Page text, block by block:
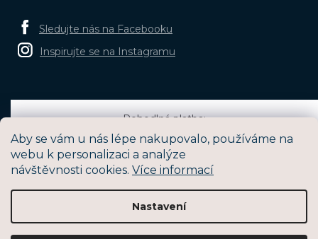
Aby se vám u nás lépe nakupovalo, používáme na
webu k personalizaci a analýze
návštěvnosti cookies. Více informací
Nastavení
Sledujte nás na Facebooku
Inspirujte se na Instagramu
Pohodlná platba: